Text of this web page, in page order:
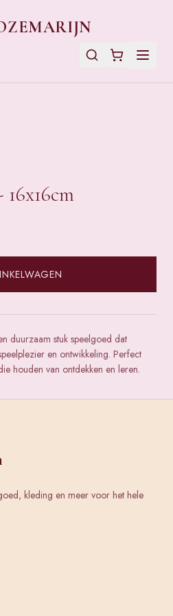
duurzaam stuk speelgoed dat
en ontwikkeling. Perfect
houden van ontdekken en leren.
kleding en meer voor het hele